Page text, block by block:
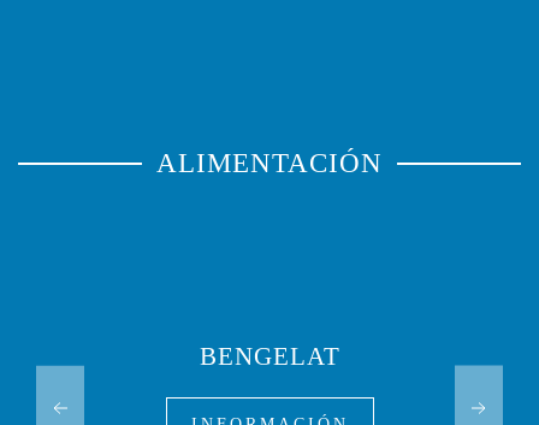
ALIMENTACIÓN
BENGELAT